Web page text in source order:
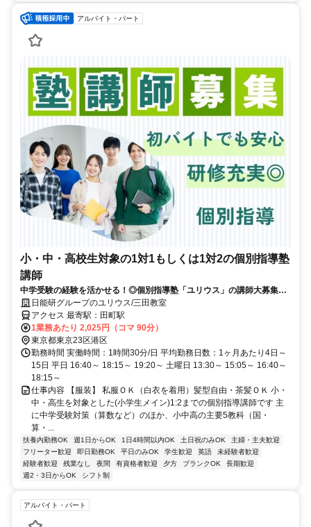
アルバイト・パート
小・中・高校生対象の1対1もしくは1対2の個別指導塾
講師
中学受験の経験を活かせる！◎個別指導塾「ユリウス」の講師大募集｜
週1日・1コマ（90分）からOK★
日能研グループのユリウス/三田教室
アクセス 最寄駅：田町駅
1業務あたり 2,025円（コマ 90分）
東京都東京23区港区
勤務時間 実働時間：1時間30分/日 平均勤務日数：1ヶ月あたり4日～
15日 平日 16:40～ 18:15～ 19:20～ 土曜日 13:30～ 15:05～ 16:40～
18:15～
仕事内容 【服装】 私服ＯＫ（白衣を着用）髪型自由・茶髪ＯＫ 小・
中・高生を対象とした(小学生メイン)1:2までの個別指導講師です 主
に中学受験対策（算数など）のほか、小中高の主要5教科（国・
算・...
扶養内勤務OK 週1日からOK 1日4時間以内OK 土日祝のみOK
主婦・主夫歓迎
フリーター歓迎
即日勤務OK 平日のみOK 学生歓迎 英語
未経験者歓迎
経験者歓迎
残業なし 夜間 有資格者歓迎 夕方 ブランクOK
長期歓迎
週2・3日からOK
シフト制
アルバイト・パート